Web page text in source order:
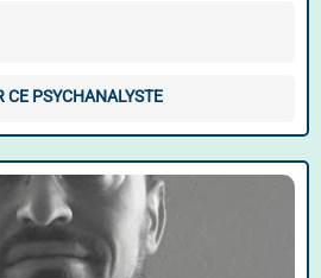
CE PSYCHANALYSTE